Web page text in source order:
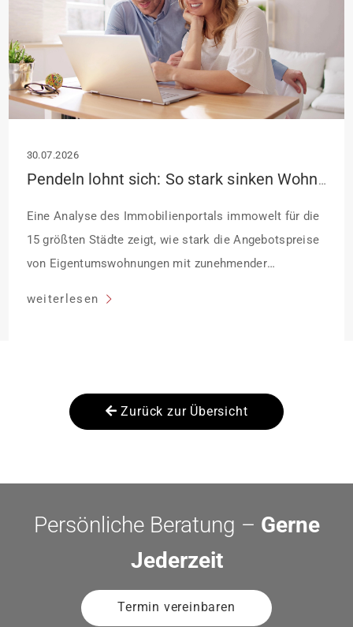
30.07.2026
Pendeln lohnt sich: So stark sinken Wohnungspreise im Umland
Eine Analyse des Immobilienportals immowelt für die
15 größten Städte zeigt, wie stark die Angebotspreise
von Eigentumswohnungen mit zunehmender
weiterlesen
Zurück zur Übersicht
Persönliche Beratung – Gerne
Jederzeit
Termin vereinbaren